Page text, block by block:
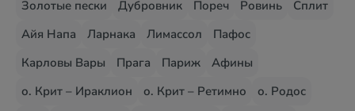
Золотые пески
Дубровник Пореч Ровинь
Сплит
Айя Напа
Ларнака Лимассол
Пафос
Карловы Вары
Прага Париж
Афины
о. Крит – Ираклион
о. Крит – Ретимно
о. Родос